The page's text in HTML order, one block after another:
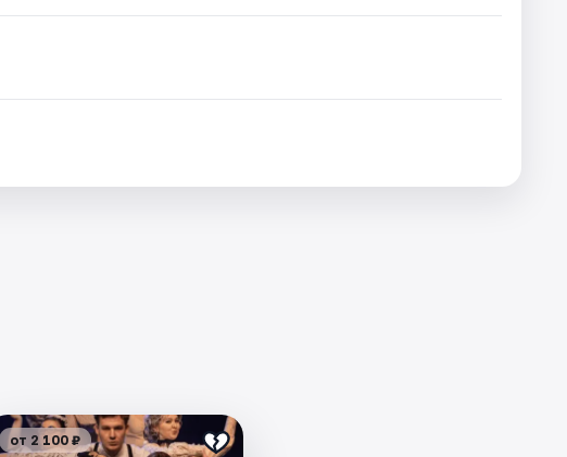
от 2 100 ₽